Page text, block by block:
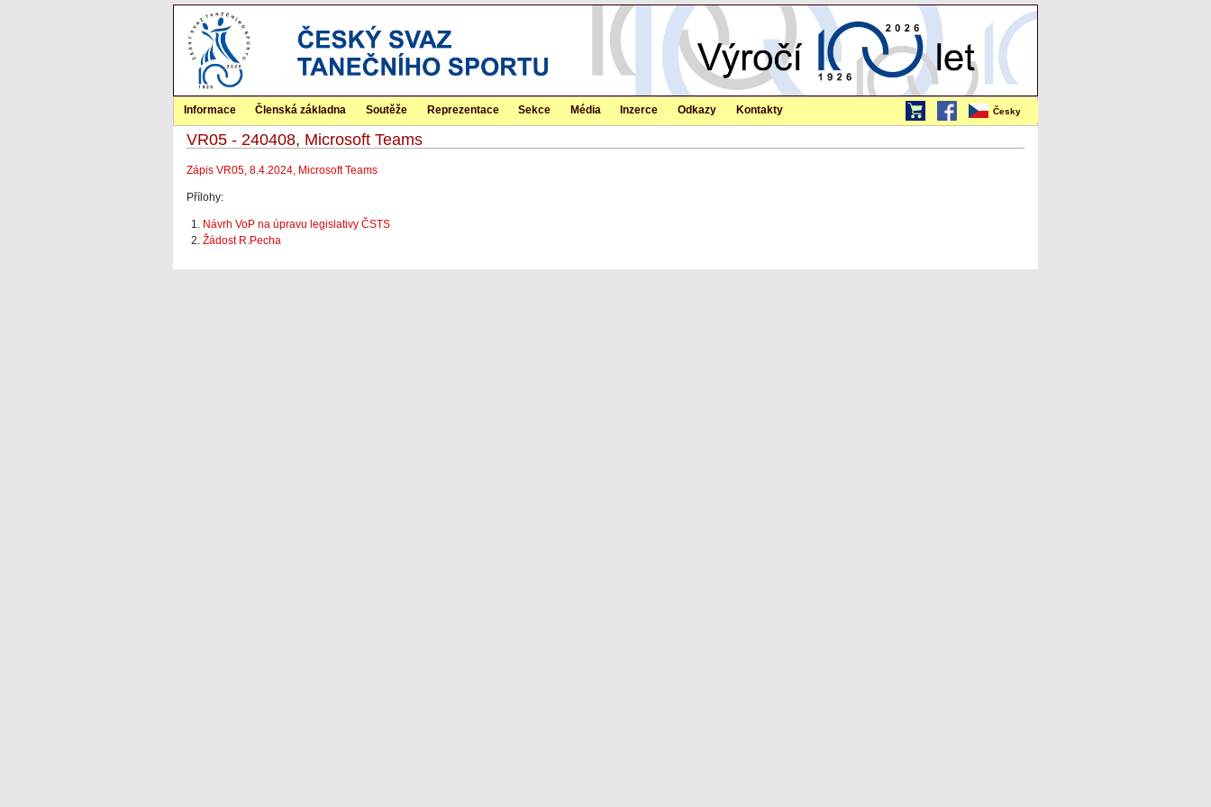
Česky
Informace Členská základna Soutěže Reprezentace Sekce Média Inzerce Odkazy Kontakty
VR05 - 240408, Microsoft Teams
Zápis VR05, 8.4.2024, Microsoft Teams
Přílohy:
Návrh VoP na úpravu legislativy ČSTS
Žádost R.Pecha